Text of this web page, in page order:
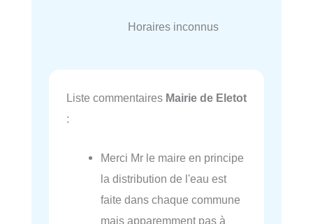
Horaires inconnus
Liste commentaires Mairie de Eletot
:
Merci Mr le maire en principe
la distribution de l'eau est
faite dans chaque commune
mais apparemment pas à